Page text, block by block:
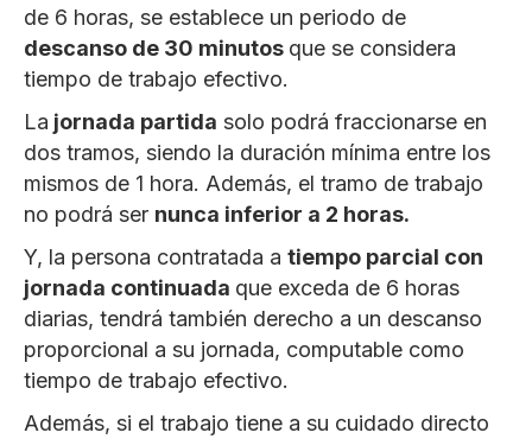
de 6 horas, se establece un periodo de
descanso de 30 minutos que se considera
tiempo de trabajo efectivo.
La jornada partida solo podrá fraccionarse en
dos tramos, siendo la duración mínima entre los
mismos de 1 hora. Además, el tramo de trabajo
no podrá ser nunca inferior a 2 horas.
Y, la persona contratada a tiempo parcial con
jornada continuada que exceda de 6 horas
diarias, tendrá también derecho a un descanso
proporcional a su jornada, computable como
tiempo de trabajo efectivo.
Además, si el trabajo tiene a su cuidado directo